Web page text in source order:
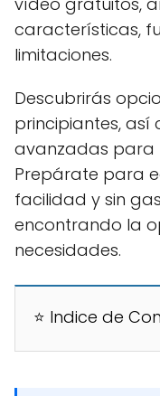
características,
limitaciones.
Descubrirás
principiantes, así
avanzadas para
Prepárate para
facilidad y sin
encontrando la
necesidades.
⭐ Indice de